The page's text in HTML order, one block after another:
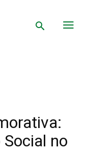
no